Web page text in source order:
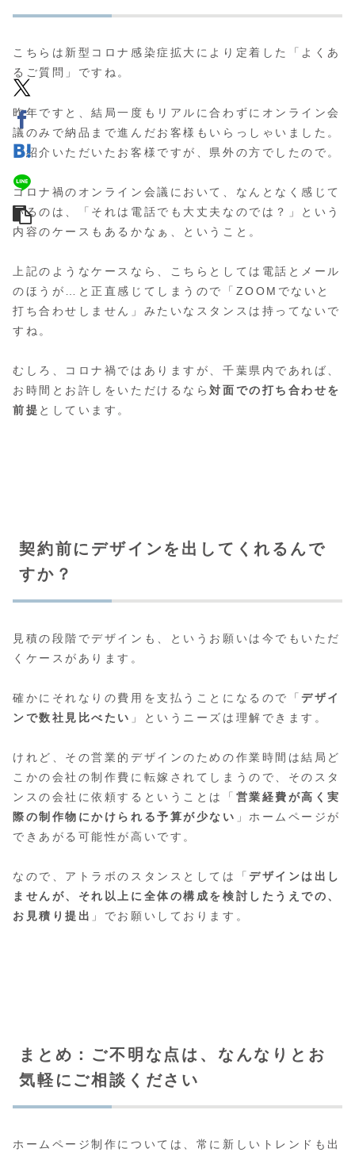
こちらは新型コロナ感染症拡大により定着した「よくあ
るご質問」ですね。
昨年ですと、結局一度もリアルに合わずにオンライン会
議のみで納品まで進んだお客様もいらっしゃいました。
ご紹介いただいたお客様ですが、県外の方でしたので。
コロナ禍のオンライン会議において、なんとなく感じて
いるのは、「それは電話でも大丈夫なのでは？」という
内容のケースもあるかなぁ、ということ。
上記のようなケースなら、こちらとしては電話とメール
のほうが…と正直感じてしまうので「ZOOMでないと
打ち合わせしません」みたいなスタンスは持ってないで
すね。
むしろ、コロナ禍ではありますが、千葉県内であれば、
お時間とお許しをいただけるなら対面での打ち合わせを
前提 としています。
契約前にデザインを出してくれるんで
すか？
見積の段階でデザインも、というお願いは今でもいただ
くケースがあります。
確かにそれなりの費用を支払うことになるので「デザイ
ンで数社見比べたい 」というニーズは理解できます。
けれど、その営業的デザインのための作業時間は結局ど
こかの会社の制作費に転嫁されてしまうので、そのスタ
ンスの会社に依頼するということは「 営業経費が高く実
際の制作物にかけられる予算が少ない 」ホームページが
できあがる可能性が高いです。
なので、アトラボのスタンスとしては「デザインは出し
ませんが、それ以上に全体の構成を検討したうえでの、
お見積り提出 」でお願いしております。
まとめ：ご不明な点は、なんなりとお
気軽にご相談ください
ホームページ制作については、常に新しいトレンドも出